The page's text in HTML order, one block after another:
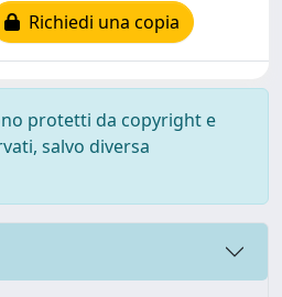
Richiedi una copia
protetti da copyright e
salvo diversa